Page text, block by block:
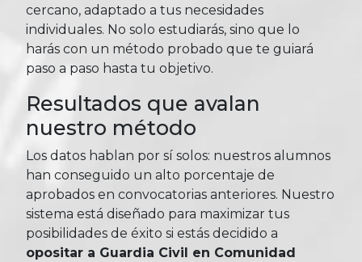
cercano, adaptado a tus necesidades
individuales. No solo estudiarás, sino que lo
harás con un método probado que te guiará
paso a paso hasta tu objetivo.
Resultados que avalan
nuestro método
Los datos hablan por sí solos: nuestros alumnos
han conseguido un alto porcentaje de
aprobados en convocatorias anteriores. Nuestro
sistema está diseñado para maximizar tus
posibilidades de éxito si estás decidido a
opositar a Guardia Civil en Comunidad